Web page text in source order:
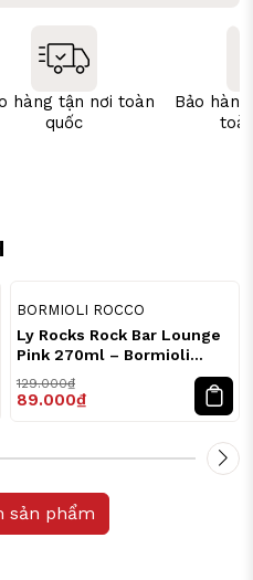
hàng tận nơi toàn
quốc
Bảo
BORMIOLI ROCCO
Ly Rocks Rock Bar Lounge
Pink 270ml – Bormioli
129.000₫
89.000₫
sản phẩm